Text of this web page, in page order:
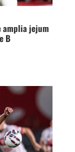
amplia jejum
B